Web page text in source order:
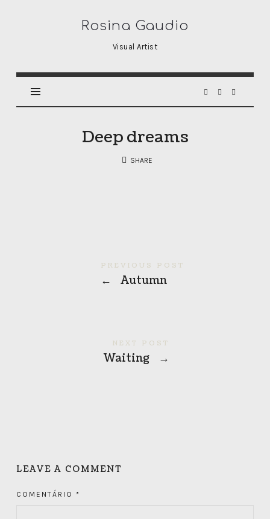
Rosina
Gaudio
Rosina Gaudio
Visual Artist
Deep dreams
SHARE
PREVIOUS POST
← Autumn
NEXT POST
Waiting →
LEAVE A COMMENT
COMENTÁRIO *